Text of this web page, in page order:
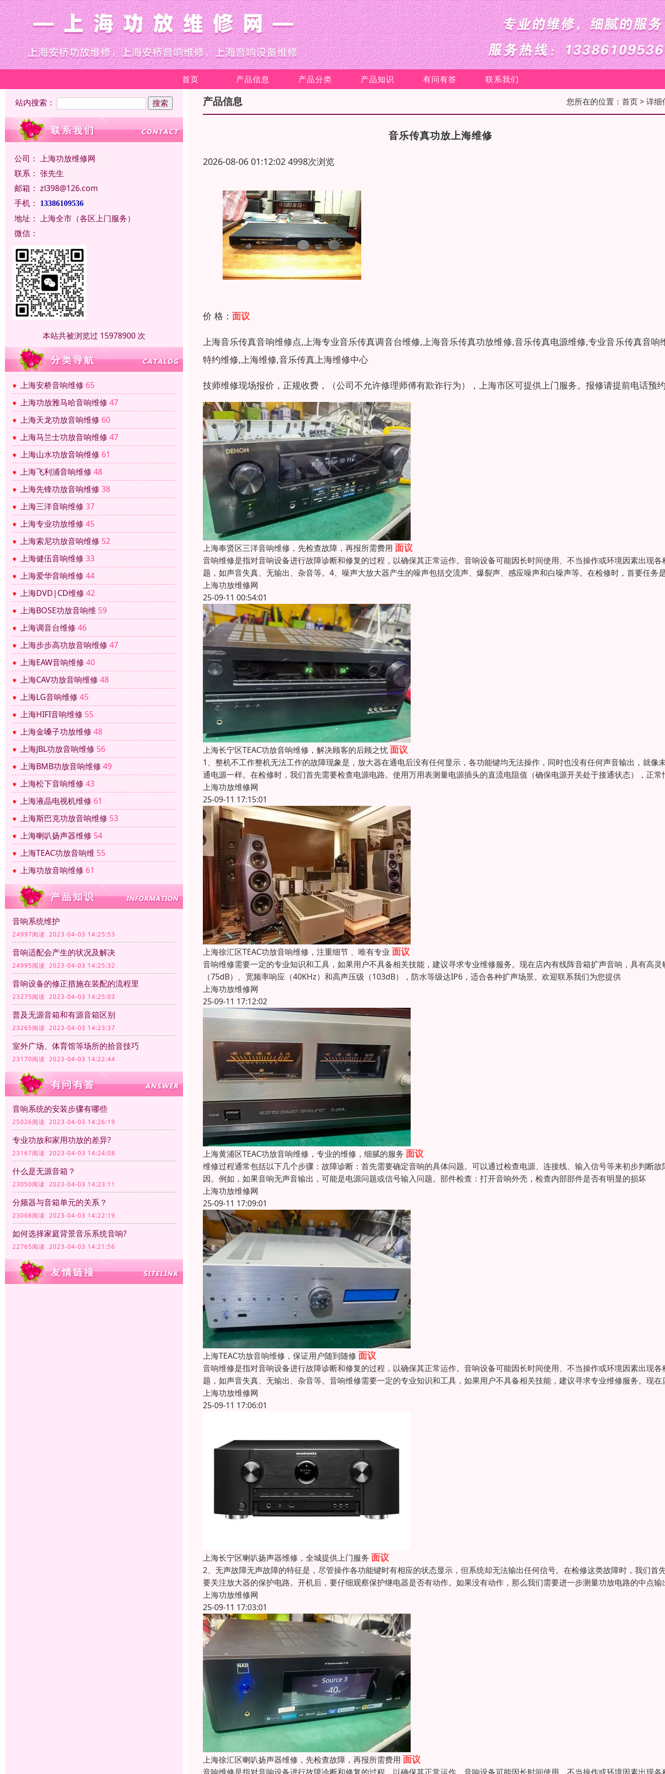
首页 产品信息 产品分类 产品知识 有问有答 联系我们
站内搜索：
公司： 上海功放维修网
联系： 张先生
邮箱： zl398@126.com
手机：
13386109536
地址： 上海全市（各区上门服务）
微信：
本站共被浏览过 15978900 次
上海安桥音响维修 65
上海功放雅马哈音响维修 47
上海天龙功放音响维修 60
上海马兰士功放音响维修 47
上海山水功放音响维修 61
上海飞利浦音响维修 48
上海先锋功放音响维修 38
上海三洋音响维修 37
上海专业功放维修 45
上海索尼功放音响维修 52
上海健伍音响维修 33
上海爱华音响维修 44
上海DVD|CD维修 42
上海BOSE功放音响维 59
上海调音台维修 46
上海步步高功放音响维修 47
上海EAW音响维修 40
上海CAV功放音响维修 48
上海LG音响维修 45
上海HIFI音响维修 55
上海金嗓子功放维修 48
上海JBL功放音响维修 56
上海BMB功放音响维修 49
上海松下音响维修 43
上海液晶电视机维修 61
上海斯巴克功放音响维修 53
上海喇叭扬声器维修 54
上海TEAC功放音响维 55
上海功放音响维修 61
音响系统维护
24997阅读 2023-04-03 14:25:53
音响适配会产生的状况及解决
24995阅读 2023-04-03 14:25:32
音响设备的修正措施在装配的流程里
23275阅读 2023-04-03 14:25:03
普及无源音箱和有源音箱区别
23265阅读 2023-04-03 14:23:37
室外广场、体育馆等场所的拾音技巧
23170阅读 2023-04-03 14:22:44
音响系统的安装步骤有哪些
25026阅读 2023-04-03 14:26:19
专业功放和家用功放的差异?
23167阅读 2023-04-03 14:24:08
什么是无源音箱？
23050阅读 2023-04-03 14:23:11
分频器与音箱单元的关系？
23068阅读 2023-04-03 14:22:19
如何选择家庭背景音乐系统音响?
22765阅读 2023-04-03 14:21:56
产品信息 您所在的位置： 首页> 详细
音乐传真功放上海维修
2026-08-06 01:12:02 4998次浏览
价 格： 面议
上海音乐传真音响维修点,上海专业音乐传真调音台维修,上海音乐传真功放维修,音乐传真电源维修,专业音乐传真音响
特约维修,上海维修,音乐传真上海维修中心
技师维修现场报价，正规收费，（公司不允许修理师傅有欺诈行为），上海市区可提供上门服务。报修请提前电话预
上海奉贤区三洋音响维修，先检查故障，再报所需费用 面议
音响维修是指对音响设备进行故障诊断和修复的过程，以确保其正常运作。音响设备可能因长时间使用、不当操作或环境因素出现各
题，如声音失真、无输出、杂音等。4、噪声大放大器产生的噪声包括交流声、爆裂声、感应噪声和白噪声等。在检修时，首要任务
上海功放维修网
25-09-11 00:54:01
上海长宁区TEAC功放音响维修，解决顾客的后顾之忧面议
1、整机不工作整机无法工作的故障现象是，放大器在通电后没有任何显示，各功能键均无法操作，同时也没有任何声音输出，就像
通电源一样。在检修时，我们首先需要检查电源电路。使用万用表测量电源插头的直流电阻值（确保电源开关处于接通状态），正常
上海功放维修网
25-09-11 17:15:01
上海徐汇区TEAC功放音响维修，注重细节 、唯有专业 面议
音响维修需要一定的专业知识和工具，如果用户不具备相关技能，建议寻求专业维修服务。现在店内有线阵音箱扩声音响，具有高灵
（75dB）、宽频率响应（40KHz）和高声压级（103dB），防水等级达IP6，适合各种扩声场景。欢迎联系我们为您提供
上海功放维修网
25-09-11 17:12:02
上海黄浦区TEAC功放音响维修，专业的维修，细腻的服务 面议
维修过程通常包括以下几个步骤：‌故障诊断‌：首先需要确定音响的具体问题。可以通过检查电源、连接线、输入信号等来初步判断故
因。例如，如果音响无声音输出，可能是电源问题或信号输入问题。‌部件检查‌：打开音响外壳，检查内部部件是否有明显的损坏
上海功放维修网
25-09-11 17:09:01
上海TEAC功放音响维修，保证用户随到随修 面议
音响维修是指对音响设备进行故障诊断和修复的过程，以确保其正常运作。音响设备可能因长时间使用、不当操作或环境因素出现各
题，如声音失真、无输出、杂音等。音响维修需要一定的专业知识和工具，如果用户不具备相关技能，建议寻求专业维修服务。现在
上海功放维修网
25-09-11 17:06:01
上海长宁区喇叭扬声器维修，全城提供上门服务 面议
2、无声故障无声故障的特征是，尽管操作各功能键时有相应的状态显示，但系统却无法输出任何信号。在检修这类故障时，我们首
要关注放大器的保护电路。开机后，要仔细观察保护继电器是否有动作。如果没有动作，那么我们需要进一步测量功放电路的中点输
上海功放维修网
25-09-11 17:03:01
上海徐汇区喇叭扬声器维修，先检查故障，再报所需费用 面议